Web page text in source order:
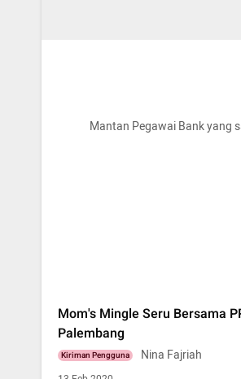
Mantan Pegawai Bank yang
Mom's Mingle Seru Bersama
Palembang
Kiriman Pengguna Nina Fajriah